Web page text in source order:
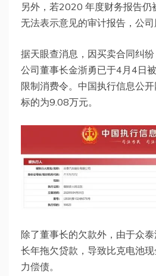
另外，若2020 年度财务报告仍
无法表示意见的审计报告，公司
据天眼查消息，因买卖合同纠
公司董事长金浙勇已于4月4日
限制消费令。中国执行信息公
标的为9.08万元。
除了董事长的欠款外，由于众泰
长年拖欠贷款，导致比克电池
力偿债。